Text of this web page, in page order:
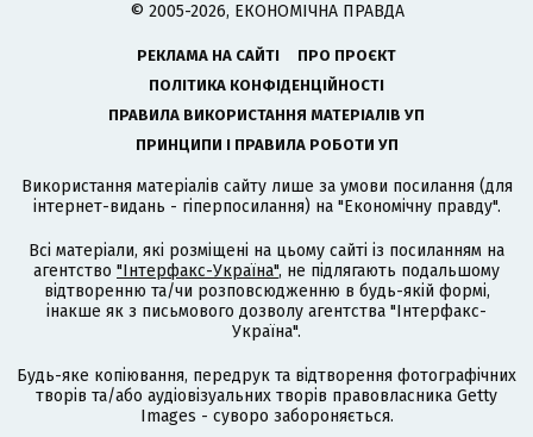
© 2005-2026, ЕКОНОМІЧНА ПРАВДА
РЕКЛАМА НА САЙТІ
ПРО ПРОЄКТ
ПОЛІТИКА КОНФІДЕНЦІЙНОСТІ
ПРАВИЛА ВИКОРИСТАННЯ МАТЕРІАЛІВ УП
ПРИНЦИПИ І ПРАВИЛА РОБОТИ УП
Використання матеріалів сайту лише за умови посилання (для
інтернет-видань - гіперпосилання) на "Економічну правду".
Всі матеріали, які розміщені на цьому сайті із посиланням на
агентство "Інтерфакс-Україна", не підлягають подальшому
відтворенню та/чи розповсюдженню в будь-якій формі,
інакше як з письмового дозволу агентства "Інтерфакс-
Україна".
Будь-яке копіювання, передрук та відтворення фотографічних
творів та/або аудіовізуальних творів правовласника Getty
Images - суворо забороняється.